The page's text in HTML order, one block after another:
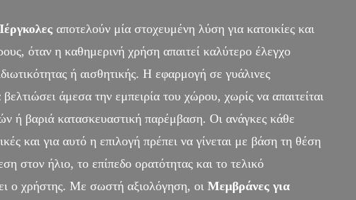
αποτελούν μία στοχευμένη λύση για κατοικίες και
όταν η καθημερινή χρήση απαιτεί καλύτερο έλεγχο
ή αισθητικής. Η εφαρμογή σε γυάλινες
βελτιώσει άμεσα την εμπειρία του χώρου, χωρίς να απαιτείται
ή βαριά κατασκευαστική παρέμβαση. Οι ανάγκες κάθε
και για αυτό η επιλογή πρέπει να γίνεται με βάση τη θέση
στον ήλιο, το επίπεδο ορατότητας και το τελικό
ο χρήστης. Με σωστή αξιολόγηση, οι Μεμβράνες για